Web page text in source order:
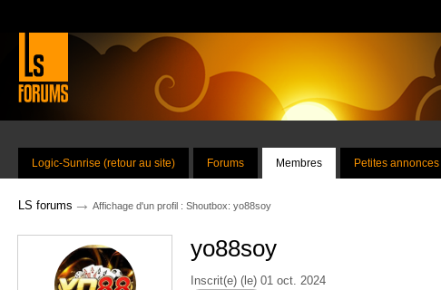
Logic-Sunrise (retour au site) Forums Membres Petites annonces
LS forums → Affichage d'un profil : Shoutbox: yo88soy
yo88soy
Inscrit(e) (le) 01 oct. 2024